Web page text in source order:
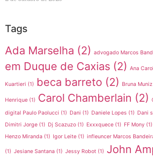
Tags
Ada Marselha (2) advogado Marcos
em Duque de Caxias (2) Ana
Kuartieri (1) beca barreto (2) Bruna Muniz
Henrique (1) Carol Chamberlain (2)
digital Paulo Paolucci (1) Dani (1) Daniele Lopes (1) Dani
Dimitri Jorge (1) Dj Scazuzo (1) Exxxquece (1) FF Mony (1)
Henzo Miranda (1) Igor Leite (1) infleuncer Marcos
(1) Jesiane Santana (1) Jessy Robot (1) John